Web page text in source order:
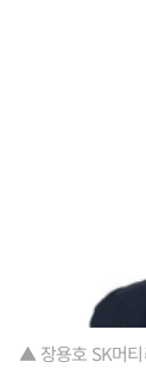
▲ 장용호 SK머티